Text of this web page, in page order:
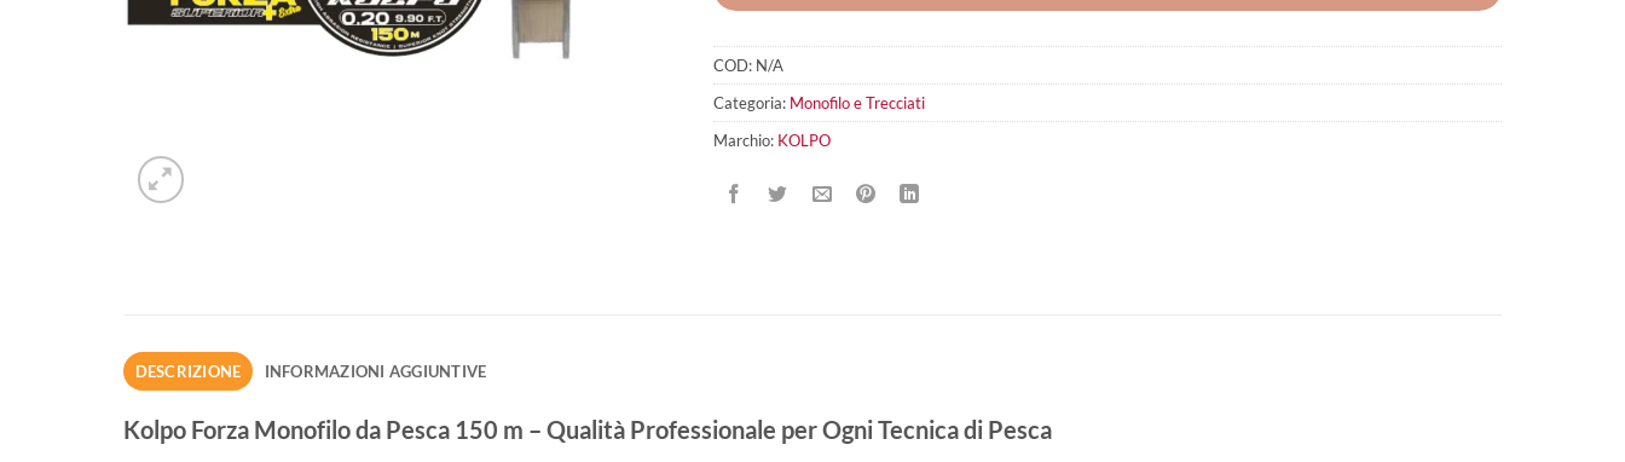
COD: N/A
Categoria: Monofilo e Trecciati
Marchio: KOLPO
DESCRIZIONE INFORMAZIONI AGGIUNTIVE
Kolpo Forza Monofilo da Pesca 150 m – Qualità Professionale per Ogni Tecnica di Pesca